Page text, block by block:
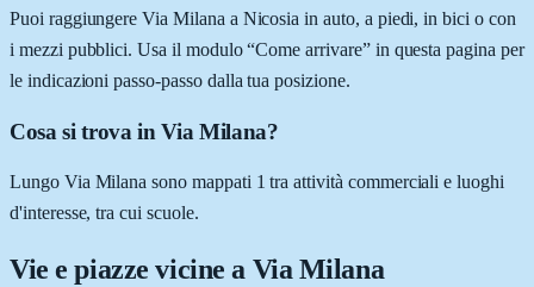
Puoi raggiungere Via Milana a Nicosia in auto, a piedi, in bici o con
i mezzi pubblici. Usa il modulo “Come arrivare” in questa pagina per
le indicazioni passo-passo dalla tua posizione.
Cosa si trova in Via Milana?
Lungo Via Milana sono mappati 1 tra attività commerciali e luoghi
d'interesse, tra cui scuole.
Vie e piazze vicine a Via Milana